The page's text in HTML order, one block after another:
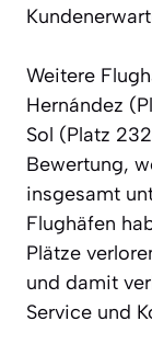
Weitere
Hernández
Sol (Platz
Bewertung,
insgesamt
Flughäfen
Plätze
und damit
Service und